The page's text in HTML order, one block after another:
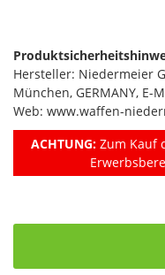
Hersteller: Niedermeier
München, GERMANY,
Web: www.waffen-
ACHTUNG:Zum Kauf